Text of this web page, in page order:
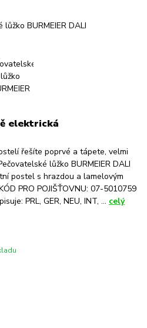
elektrická
řešíte poprvé a tápete, velmi
lůžko BURMEIER DALI
postel s hrazdou a lamelovým
PRO POJIŠŤOVNU: 07-5010759
PRL, GER, NEU, INT, ... celý